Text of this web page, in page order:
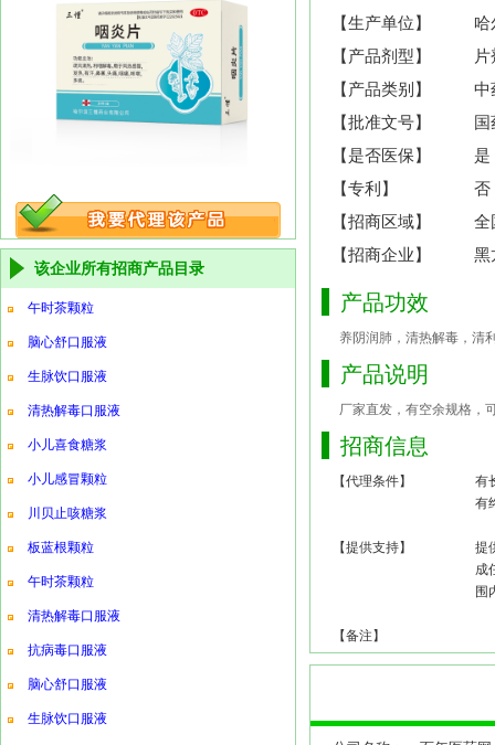
该企业所有招商产品目录
午时茶颗粒
脑心舒口服液
生脉饮口服液
清热解毒口服液
小儿喜食糖浆
小儿感冒颗粒
川贝止咳糖浆
板蓝根颗粒
午时茶颗粒
清热解毒口服液
抗病毒口服液
脑心舒口服液
生脉饮口服液
【生产单位】
哈
【产品剂型】
【产品类别】
中
【批准文号】
【是否医保】
是
【专利】
否
【招商区域】
全
【招商企业】
黑
产品功效
养阴润肺，清热解毒，清
产品说明
厂家直发，有空余规格，
招商信息
【代理条件】
有
有
【提供支持】
提
成
围
【备注】